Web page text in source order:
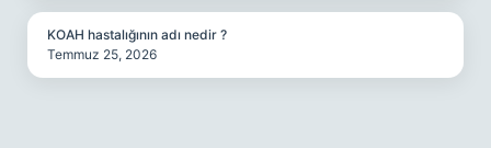
KOAH hastalığının adı nedir ?
Temmuz 25, 2026